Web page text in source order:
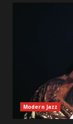
Modern Jazz